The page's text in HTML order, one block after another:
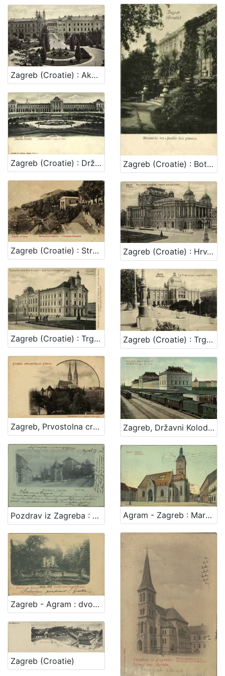
Zagreb (Croatie) : Akademički trg / Svjetlotiskarski zavod R. Mosinger
Zagreb (Croatie) : Botanički vrt - Jardin des plantes / R. Mosinger
Zagreb (Croatie) : Državni kolodvor - Gare de l'Etat
Zagreb (Croatie) : Hrv. zemalj. kazalište = Theatre national croate / R. M.
Zagreb (Croatie) : Strosmajerovo šetalište - Promenade Strosmajer
Zagreb (Croatie) : Trg Franje Josipa i umjetnički paviljon
Zagreb (Croatie) : Trgovačko-obrtnička komora i njen trgovačko-obrtni muzej = Chambre de Commerce et d'Industrie avec son Musee Commercial et Industriel / R. Mosinger
Zagreb, Državni Kolodvor = Agram, La gare de l'etat
Zagreb, Prvostolna crkva
Agram - Zagreb : Markuskirche
Pozdrav iz Zagreba : Kipni trg
Zagreb - Agram : dvorište palače bar. Vraniczanya
Zagreb (Croatie)